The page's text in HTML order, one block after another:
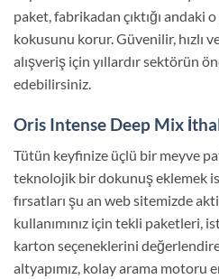
paket, fabrikadan çıktığı andaki
kokusunu korur. Güvenilir, hızlı
alışveriş için yıllardır sektörün
edebilirsiniz.
Oris Intense Deep Mix
Tütün keyfinize üçlü bir meyve
teknolojik bir dokunuş eklemek
fırsatları şu an web sitemizde
kullanımınız için tekli paketleri,
karton seçeneklerini
altyapımız, kolay arama motoru